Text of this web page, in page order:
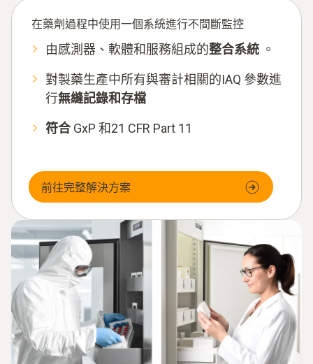
在藥劑過程中使用一個系統進行不間斷監控
由感測器、軟體和服務組成的整合系統 。
對製藥生產中所有與審計相關的IAQ 參數進
行無縫記錄和存檔
符合GxP 和21 CFR Part 11
前往完整解決方案